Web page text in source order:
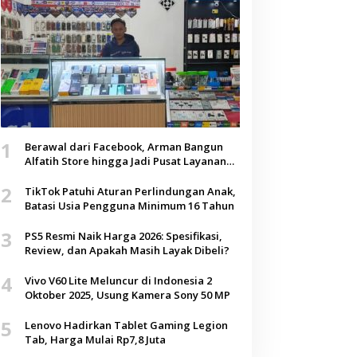
1
Berawal dari Facebook, Arman Bangun
Alfatih Store hingga Jadi Pusat Layanan
2
TikTok Patuhi Aturan Perlindungan Anak,
Batasi Usia Pengguna Minimum 16 Tahun
3
PS5 Resmi Naik Harga 2026: Spesifikasi,
Review, dan Apakah Masih Layak Dibeli?
4
Vivo V60 Lite Meluncur di Indonesia 2
Oktober 2025, Usung Kamera Sony 50 MP
5
Lenovo Hadirkan Tablet Gaming Legion
Tab, Harga Mulai Rp7,8 Juta